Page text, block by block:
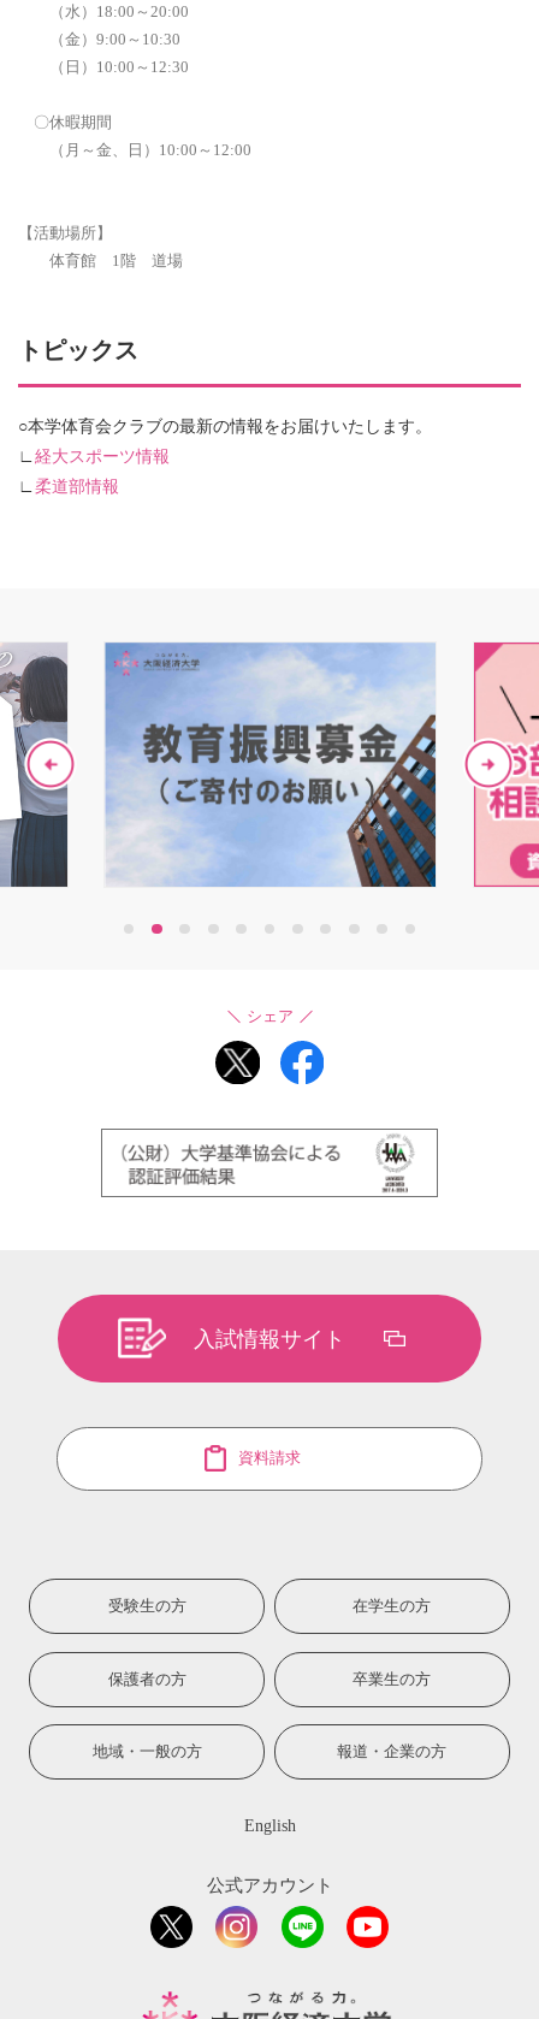
（水）18:00～20:00
（金）9:00～10:30
（日）10:00～12:30
〇休暇期間
（月～金、日）10:00～12:00
【活動場所】
体育館 1階 道場
トピックス
○本学体育会クラブの最新の情報をお届けいたします。
∟ 経大スポーツ情報
∟ 柔道部情報
2 4 5 7 9
シェア
入試情報サイト
資料請求
受験生の方 在学生の方
保護者の方 卒業生の方
地域・一般の方 報道・企業の方
English
公式アカウント